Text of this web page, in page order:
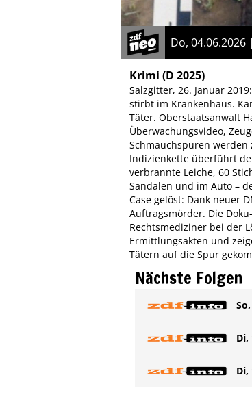
Do, 04.06.2026
Krimi (D 2025)
Salzgitter, 26. Januar
stirbt im Krankenhaus.
Täter. Oberstaatsanwalt
Überwachungsvideo,
Schmauchspuren werden
Indizienkette überführt
verbrannte Leiche, 60
Sandalen und im Auto –
Case gelöst: Dank neuer
Auftragsmörder. Die
Rechtsmediziner bei der
Ermittlungsakten und
Tätern auf die Spur
Nächste Folgen
Di,
Di,